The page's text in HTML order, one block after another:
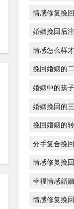
情感修复挽
婚姻挽回后
情感怎么样
挽回婚姻的
婚姻中的孩
婚姻挽回的
挽回婚姻的
分手复合挽
情感修复挽
幸福情感婚
情感修复挽